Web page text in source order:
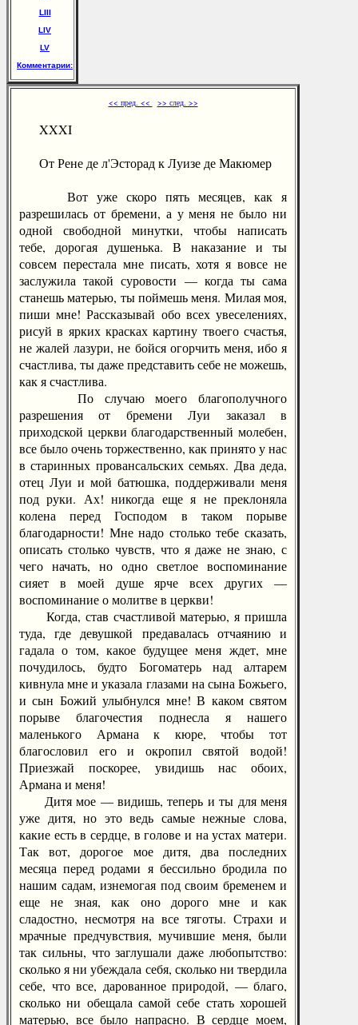
LIII
LIV
LV
Комментарии:
<< пред. << >> след. >>
XXXI
От Рене де л'Эсторад к Луизе де Макюмер
Вот уже скоро пять месяцев, как я
разрешилась от бремени, а у меня не было ни
одной свободной минутки, чтобы написать
тебе, дорогая душенька. В наказание и ты
совсем перестала мне писать, хотя я вовсе не
заслужила такой суровости — когда ты сама
станешь матерью, ты поймешь меня. Милая моя,
пиши мне! Рассказывай обо всех увеселениях,
рисуй в ярких красках картину твоего счастья,
не жалей лазури, не бойся огорчить меня, ибо я
счастлива, ты даже представить себе не можешь,
как я счастлива.
По случаю моего благополучного
разрешения от бремени Луи заказал в
приходской церкви благодарственный молебен,
все было очень торжественно, как принято у нас
в старинных провансальских семьях. Два деда,
отец Луи и мой батюшка, поддерживали меня
под руки. Ах! никогда еще я не преклоняла
колена перед Господом в таком порыве
благодарности! Мне надо столько тебе сказать,
описать столько чувств, что я даже не знаю, с
чего начать, но одно светлое воспоминание
сияет в моей душе ярче всех других —
воспоминание о молитве в церкви!
Когда, став счастливой матерью, я пришла
туда, где девушкой предавалась отчаянию и
гадала о том, какое будущее меня ждет, мне
почудилось, будто Богоматерь над алтарем
кивнула мне и указала глазами на сына Божьего,
и сын Божий улыбнулся мне! В каком святом
порыве благочестия поднесла я нашего
маленького Армана к кюре, чтобы тот
благословил его и окропил святой водой!
Приезжай поскорее, увидишь нас обоих,
Армана и меня!
Дитя мое — видишь, теперь и ты для меня
уже дитя, но это ведь самые нежные слова,
какие есть в сердце, в голове и на устах матери.
Так вот, дорогое мое дитя, два последних
месяца перед родами я бессильно бродила по
нашим садам, изнемогая под своим бременем и
еще не зная, как оно дорого мне и как
сладостно, несмотря на все тяготы. Страхи и
мрачные предчувствия, мучившие меня, были
так сильны, что заглушали даже любопытство:
сколько я ни убеждала себя, сколько ни твердила
себе, что все, дарованное природой, — благо,
сколько ни обещала самой себе стать хорошей
матерью, все было напрасно. В сердце моем,